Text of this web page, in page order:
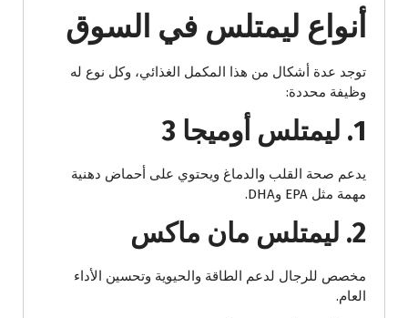
أنواع ليمتلس في السوق
توجد عدة أشكال من هذا المكمل الغذائي، وكل نوع له
وظيفة محددة:
1. ليمتلس أوميجا 3
يدعم صحة القلب والدماغ ويحتوي على أحماض دهنية
مهمة مثل EPA وDHA.
2. ليمتلس مان ماكس
مخصص للرجال لدعم الطاقة والحيوية وتحسين الأداء
العام.